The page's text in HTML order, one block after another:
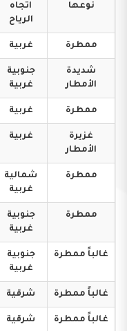
نوعها
اتجاه
الرياح
ممطرة غربية
شديدة
الأمطار
جنوبية
غربية
ممطرة غربية
غزيرة
الأمطار
غربية
ممطرة
شمالية
غربية
ممطرة
جنوبية
غربية
غالباً ممطرة
جنوبية
غربية
غالباً ممطرة شرقية
غالباً ممطرة شرقية